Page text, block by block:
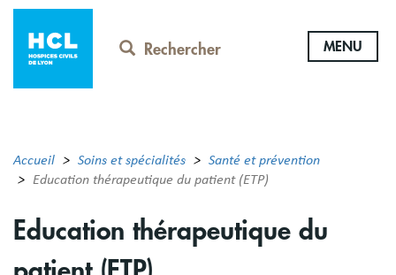
Aller
contenu
principal
Rechercher MENU
Accueil Soins et spécialités
Santé et prévention
Education thérapeutique du patient (ETP)
Education thérapeutique du